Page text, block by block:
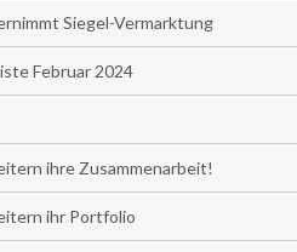
Siegel-Vermarktung
Februar 2024
ihre Zusammenarbeit!
ihr Portfolio